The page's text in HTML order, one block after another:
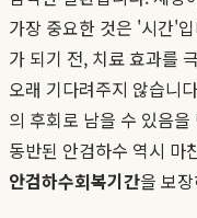
가장 중요한 것은 '시간'
가 되기 전, 치료 효과를
오래 기다려주지 않습니
의 후회로 남을 수 있음
동반된 안검하수 역시 마
안검하수회복기간을 보